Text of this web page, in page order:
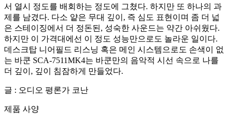
서 열시 정도를 배회하는 정도에 그쳤다. 하지만 또 하나의 과
제를 남겼다. 다소 얕은 무대 깊이, 즉 심도 표현이며 좀 더 넓
은 스테이징에서 더 정돈된, 성숙한 사운드는 약간 아쉬웠다.
하지만 이 가격대에선 이 정도 성능만으로도 놀라운 일이다.
데스크탑 니어필드 리스닝 혹은 메인 시스템으로도 손색이 없
는 바쿤 SCA-7511MK4는 바쿤만의 음악적 시선 속으로 나를
더 깊이, 깊이 침잠하게 만들었다.
글 : 오디오 평론가 코난
제품 사양